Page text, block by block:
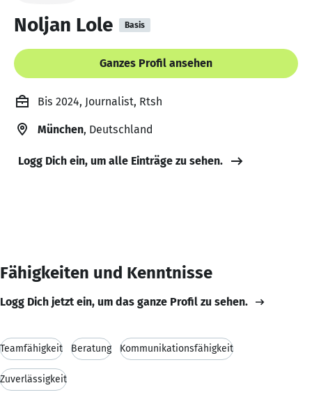
Noljan Lole Basis
Ganzes Profil ansehen
Bis 2024, Journalist, Rtsh
München, Deutschland
Logg Dich ein, um alle Einträge zu sehen.
Fähigkeiten und Kenntnisse
Logg Dich jetzt ein, um das ganze Profil zu sehen.
Teamfähigkeit Beratung Kommunikationsfähigkeit
Zuverlässigkeit